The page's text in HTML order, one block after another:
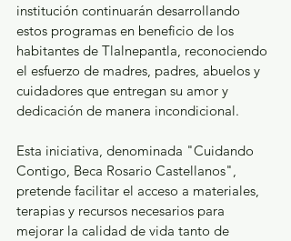
institución continuarán desarrollando
estos programas en beneficio de los
habitantes de Tlalnepantla, reconociendo
el esfuerzo de madres, padres, abuelos y
cuidadores que entregan su amor y
dedicación de manera incondicional.
Esta iniciativa, denominada "Cuidando
Contigo, Beca Rosario Castellanos",
pretende facilitar el acceso a materiales,
terapias y recursos necesarios para
mejorar la calidad de vida tanto de